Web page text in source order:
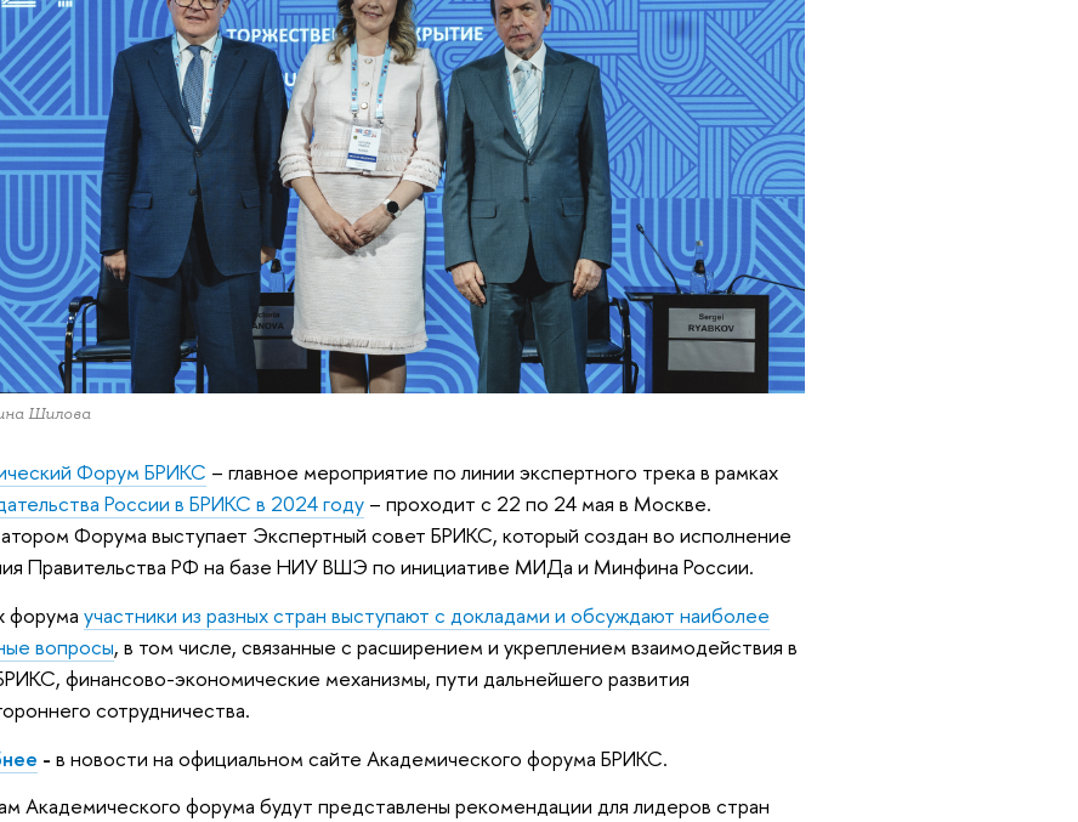
Шилова
Форум БРИКС – главное мероприятие по линии экспертного трека в рамках
России в БРИКС в 2024 году – проходит с 22 по 24 мая в Москве.
Форума выступает Экспертный совет БРИКС, который создан во исполнение
Правительства РФ на базе НИУ ВШЭ по инициативе МИДа и Минфина России.
форумаучастники из разных стран выступают с докладами и обсуждают наиболее
вопросы, в том числе, связанные с расширением и укреплением взаимодействия в
финансово-экономические механизмы, пути дальнейшего развития
сотрудничества.
- в новости на официальном сайте Академического форума БРИКС.
Академического форума будут представлены рекомендации для лидеров стран